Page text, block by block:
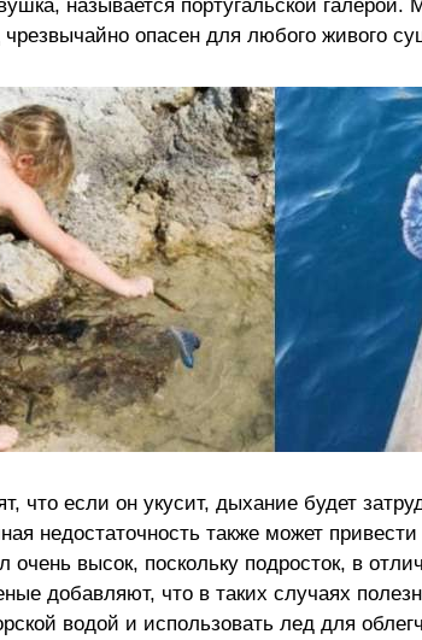
называется португальской
чрезвычайно опасен для любого живого
что если он укусит, дыхание будет
недостаточность также может
очень высок, поскольку подросток, в
добавляют, что в таких случаях
водой и использовать лед для